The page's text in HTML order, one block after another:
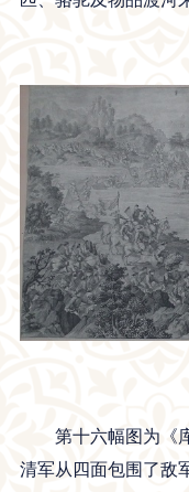
第十六幅图为《
清军从四面包围了敌